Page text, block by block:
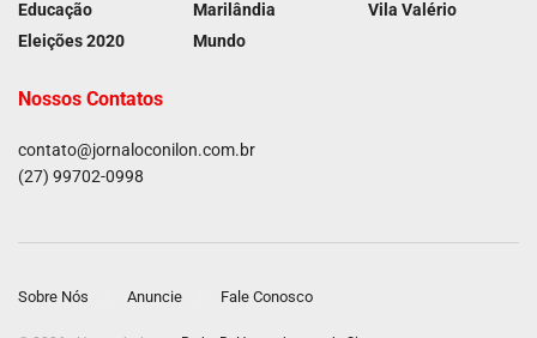
Educação
Eleições 2020
Marilândia
Mundo
Vila Valério
Nossos Contatos
contato@jornaloconilon.com.br
(27) 99702-0998
Sobre Nós Anuncie Fale Conosco